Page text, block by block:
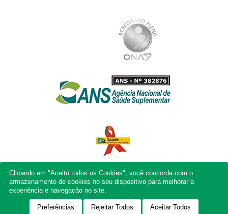
Clicando em "Aceito todos os Cookies", você concorda com o
armazenamento de cookies no seu dispositivo para melhorar a
experiência e navegação no site.
Preferências Rejeitar Todos Aceitar Todos